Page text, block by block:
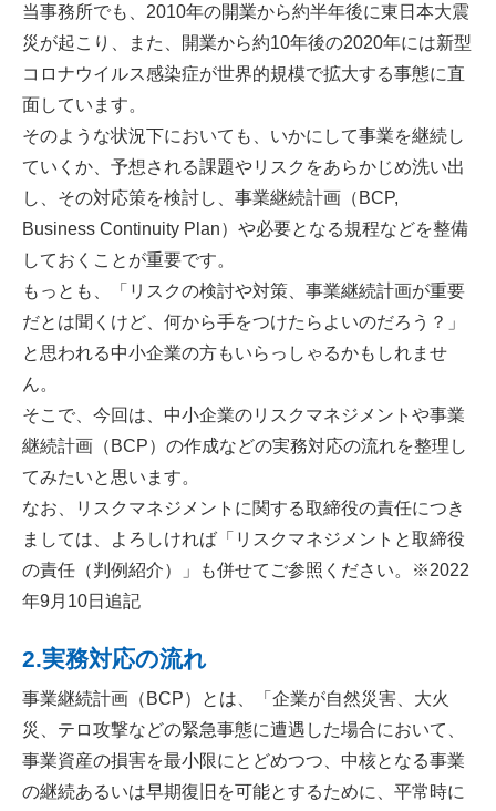
当事務所でも、2010年の開業から約半年後に東日本大震
災が起こり、また、開業から約10年後の2020年には新型
コロナウイルス感染症が世界的規模で拡大する事態に直
面しています。
そのような状況下においても、いかにして事業を継続し
ていくか、予想される課題やリスクをあらかじめ洗い出
し、その対応策を検討し、事業継続計画（BCP,
Business Continuity Plan）や必要となる規程などを整備
しておくことが重要です。
もっとも、「リスクの検討や対策、事業継続計画が重要
だとは聞くけど、何から手をつけたらよいのだろう？」
と思われる中小企業の方もいらっしゃるかもしれませ
ん。
そこで、今回は、中小企業のリスクマネジメントや事業
継続計画（BCP）の作成などの実務対応の流れを整理し
てみたいと思います。
なお、リスクマネジメントに関する取締役の責任につき
ましては、よろしければ 「リスクマネジメントと取締役
の責任（判例紹介）」
も併せてご参照ください。※2022
年9月10日追記
2.実務対応の流れ
事業継続計画（BCP）とは、「企業が自然災害、大火
災、テロ攻撃などの緊急事態に遭遇した場合において、
事業資産の損害を最小限にとどめつつ、中核となる事業
の継続あるいは早期復旧を可能とするために、平常時に